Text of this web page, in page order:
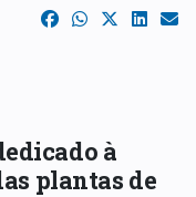
à
plantas de